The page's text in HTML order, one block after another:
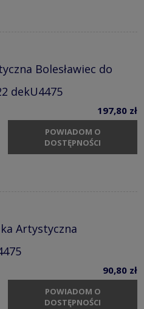
Bolesławiec do
dekU4475
197,80 zł
POWIADOM O
DOSTĘPNOŚCI
Artystyczna
90,80 zł
POWIADOM O
DOSTĘPNOŚCI